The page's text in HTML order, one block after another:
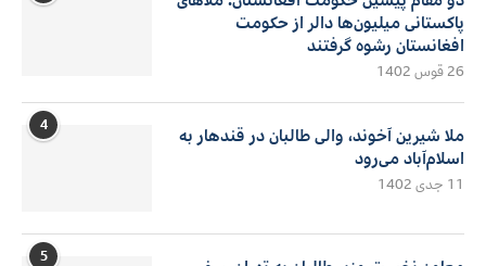
پاکستانی میلیون‌ها دالر از حکومت
افغانستان رشوه گرفتند
26 قوس 1402
4
ملا شیرین آخوند، والی طالبان در قندهار به
اسلام‌آباد می‌رود
11 جدی 1402
5